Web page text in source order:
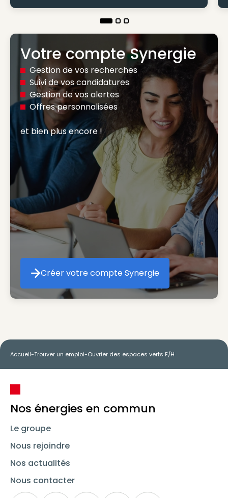
Votre compte Synergie
Gestion de vos recherches
Suivi de vos candidatures
Gestion de vos alertes
Offres personnalisées
et bien plus encore !
Créer votre compte Synergie
Créer votre compte Synergie
Accueil-Trouver un emploi-Ouvrier des espaces verts F/H
Nos énergies en commun
Le groupe
Nous rejoindre
Nos actualités
Nous contacter